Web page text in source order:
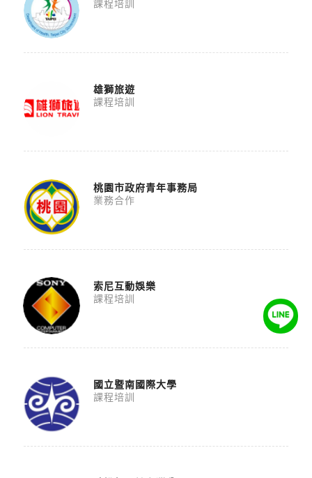
課程培訓
雄獅旅遊
課程培訓
桃園市政府青年事務局
業務合作
索尼互動娛樂
課程培訓
國立暨南國際大學
課程培訓